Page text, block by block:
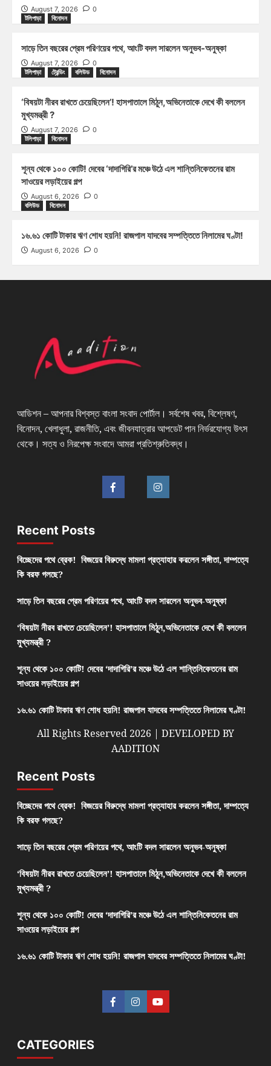
August 7, 2026
0
টলিপাড়া
বিনোদন
সাড়ে তিন বছরের প্রেম পরিণয়ের পথে, আংটি বদল সারলেন অনুভব-অনুষ্কা
August 7, 2026
0
টলিপাড়া
ট্রেন্ডিং বলিউড বিনোদন
‘বিষয়টা নীরব রাখতে চেয়েছিলেন’! হাসপাতালে মিঠুন,অভিনেতাকে দেখে কী বললেন
মুখ্যমন্ত্রী ?
August 7, 2026
0
টলিপাড়া
বিনোদন
শূন্য থেকে ১০০ কোটি! দেবের ‘দাদাগিরি’র মঞ্চে উঠে এল শান্তিনিকেতনের রাম
সাওয়ের লড়াইয়ের গল্প
August 6, 2026
0
বলিউড
বিনোদন
১৬.৬১ কোটি টাকার ঋণ শোধ হয়নি! রাজপাল যাদবের সম্পত্তিতে নিলামের ঘণ্টা!
August 6, 2026 0
আডিশন – আপনার বিশ্বস্ত বাংলা সংবাদ পোর্টাল। সর্বশেষ খবর, বিশ্লেষণ,
বিনোদন, খেলাধুলা, রাজনীতি, এবং জীবনযাত্রার আপডেট পান নির্ভরযোগ্য উৎস
থেকে। সত্য ও নিরপেক্ষ সংবাদে আমরা প্রতিশ্রুতিবদ্ধ।
Recent Posts
বিচ্ছেদের পথে ব্রেক! বিজয়ের বিরুদ্ধে মামলা প্রত্যাহার করলেন সঙ্গীতা, দাম্পত্যে
কি বরফ গলছে?
সাড়ে তিন বছরের প্রেম পরিণয়ের পথে, আংটি বদল সারলেন অনুভব-অনুষ্কা
‘বিষয়টা নীরব রাখতে চেয়েছিলেন’! হাসপাতালে মিঠুন,অভিনেতাকে দেখে কী বললেন
মুখ্যমন্ত্রী ?
শূন্য থেকে ১০০ কোটি! দেবের ‘দাদাগিরি’র মঞ্চে উঠে এল শান্তিনিকেতনের রাম
সাওয়ের লড়াইয়ের গল্প
১৬.৬১ কোটি টাকার ঋণ শোধ হয়নি! রাজপাল যাদবের সম্পত্তিতে নিলামের ঘণ্টা!
All Rights Reserved 2026 | DEVELOPED BY
AADITION
Recent Posts
বিচ্ছেদের পথে ব্রেক! বিজয়ের বিরুদ্ধে মামলা প্রত্যাহার করলেন সঙ্গীতা, দাম্পত্যে
কি বরফ গলছে?
সাড়ে তিন বছরের প্রেম পরিণয়ের পথে, আংটি বদল সারলেন অনুভব-অনুষ্কা
‘বিষয়টা নীরব রাখতে চেয়েছিলেন’! হাসপাতালে মিঠুন,অভিনেতাকে দেখে কী বললেন
মুখ্যমন্ত্রী ?
শূন্য থেকে ১০০ কোটি! দেবের ‘দাদাগিরি’র মঞ্চে উঠে এল শান্তিনিকেতনের রাম
সাওয়ের লড়াইয়ের গল্প
১৬.৬১ কোটি টাকার ঋণ শোধ হয়নি! রাজপাল যাদবের সম্পত্তিতে নিলামের ঘণ্টা!
CATEGORIES